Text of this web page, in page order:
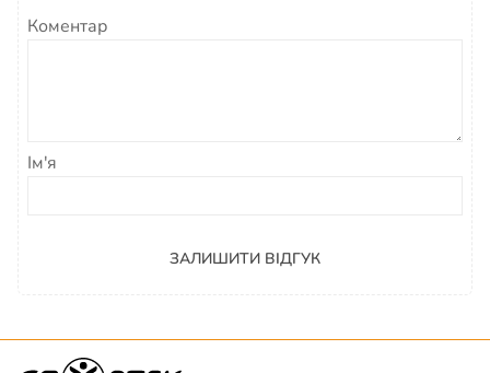
Коментар
Ім'я
ЗАЛИШИТИ ВІДГУК